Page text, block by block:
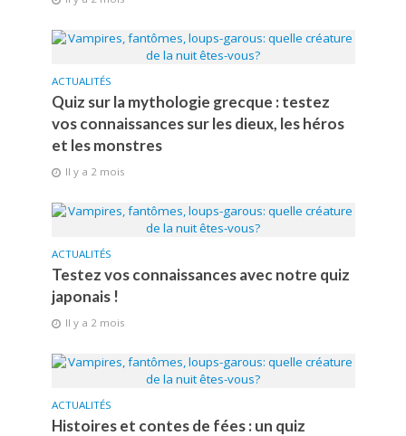
ACTUALITÉS
Quiz sur la mythologie grecque : testez
vos connaissances sur les dieux, les héros
et les monstres
Il y a 2 mois
ACTUALITÉS
Testez vos connaissances avec notre quiz
japonais !
Il y a 2 mois
ACTUALITÉS
Histoires et contes de fées : un quiz